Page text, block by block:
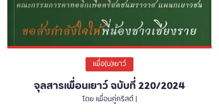
เพื่อ(น)เยาว์
จุลสารเพื่อนเยาว์ ฉบับที่ 220/2024
โดย เพื่อนคู่คริสต์ |